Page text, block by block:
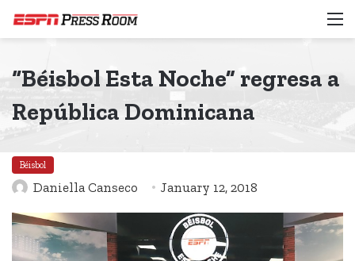
“Béisbol Esta Noche” regresa a
República Dominicana
Béisbol
Daniella Canseco January 12, 2018